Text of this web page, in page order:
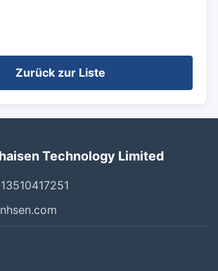
Zurück zur Liste
Technology Limited